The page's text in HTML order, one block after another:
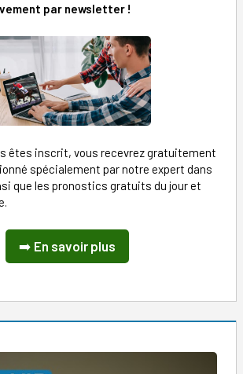
par newsletter !
êtes inscrit, vous recevrez gratuitement
spécialement par notre expert dans
que les pronostics gratuits du jour et
➡️ En savoir plus